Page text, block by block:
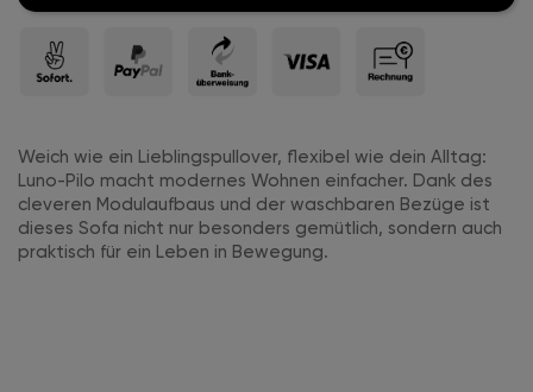
Weich wie ein Lieblingspullover, flexibel wie dein Alltag:
Luno-Pilo macht modernes Wohnen einfacher. Dank des
cleveren Modulaufbaus und der waschbaren Bezüge ist
dieses Sofa nicht nur besonders gemütlich, sondern auch
praktisch für ein Leben in Bewegung.